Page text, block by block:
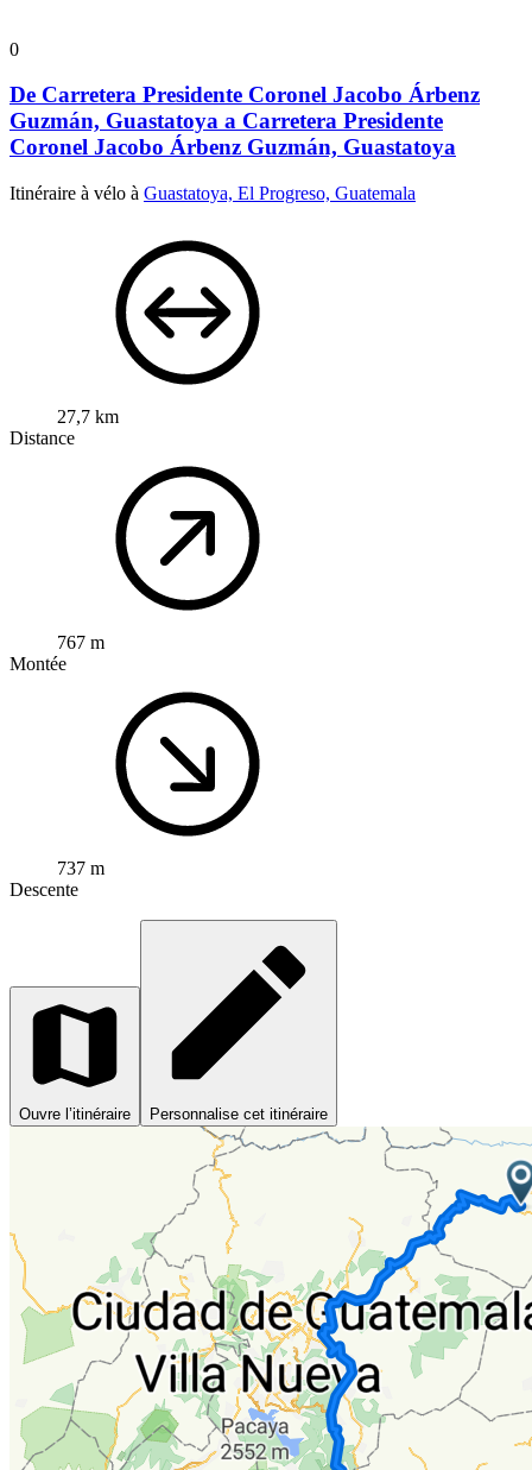
0
De Carretera Presidente Coronel Jacobo Árbenz
Guzmán, Guastatoya a Carretera Presidente
Coronel Jacobo Árbenz Guzmán, Guastatoya
Itinéraire à vélo à Guastatoya, El Progreso, Guatemala
27,7 km
Distance
767 m
Montée
737 m
Descente
Ouvre l’itinéraire Personnalise cet itinéraire